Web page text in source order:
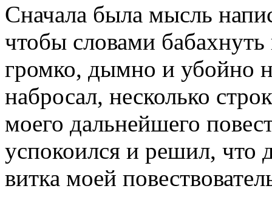
Сначала была мысль
чтобы словами бабахнуть
громко, дымно и убойно
набросал, несколько
моего дальнейшего
успокоился и решил, что
витка моей